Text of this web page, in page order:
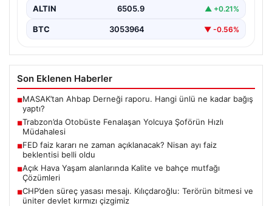
ALTIN 6505.9 ▲ +0.21%
BTC 3053964 ▼ -0.56%
Son Eklenen Haberler
■MASAK’tan Ahbap Derneği raporu. Hangi ünlü ne kadar bağış
yaptı?
■Trabzon’da Otobüste Fenalaşan Yolcuya Şoförün Hızlı
Müdahalesi
■FED faiz kararı ne zaman açıklanacak? Nisan ayı faiz
beklentisi belli oldu
■Açık Hava Yaşam alanlarında Kalite ve bahçe mutfağı
Çözümleri
■CHP’den süreç yasası mesajı. Kılıçdaroğlu: Terörün bitmesi ve
üniter devlet kırmızı çizgimiz